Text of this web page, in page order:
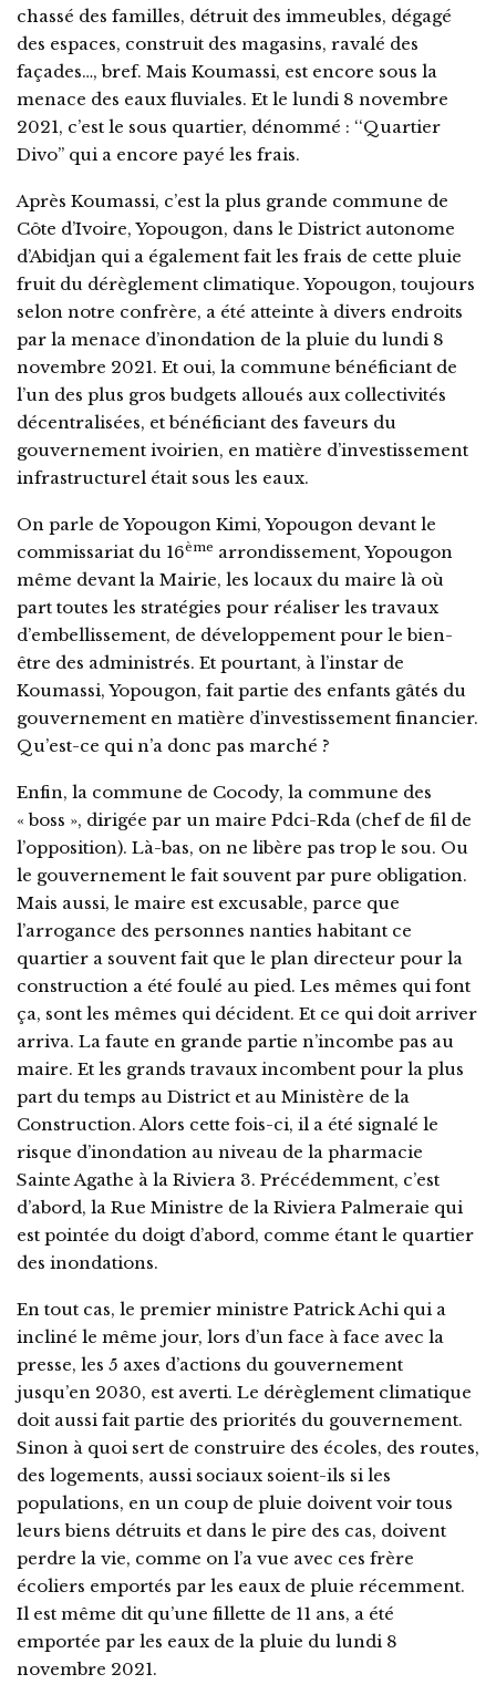
chassé des familles, détruit des immeubles, dégagé
des espaces, construit des magasins, ravalé des
façades…, bref. Mais Koumassi, est encore sous la
menace des eaux fluviales. Et le lundi 8 novembre
2021, c’est le sous quartier, dénommé : ‘‘Quartier
Divo’’ qui a encore payé les frais.
Après Koumassi, c’est la plus grande commune de
Côte d’Ivoire, Yopougon, dans le District autonome
d’Abidjan qui a également fait les frais de cette pluie
fruit du dérèglement climatique. Yopougon, toujours
selon notre confrère, a été atteinte à divers endroits
par la menace d’inondation de la pluie du lundi 8
novembre 2021. Et oui, la commune bénéficiant de
l’un des plus gros budgets alloués aux collectivités
décentralisées, et bénéficiant des faveurs du
gouvernement ivoirien, en matière d’investissement
infrastructurel était sous les eaux.
On parle de Yopougon Kimi, Yopougon devant le
commissariat du 16ème arrondissement, Yopougon
même devant la Mairie, les locaux du maire là où
part toutes les stratégies pour réaliser les travaux
d’embellissement, de développement pour le bien-
être des administrés. Et pourtant, à l’instar de
Koumassi, Yopougon, fait partie des enfants gâtés du
gouvernement en matière d’investissement financier.
Qu’est-ce qui n’a donc pas marché ?
Enfin, la commune de Cocody, la commune des
« boss », dirigée par un maire Pdci-Rda (chef de fil de
l’opposition). Là-bas, on ne libère pas trop le sou. Ou
le gouvernement le fait souvent par pure obligation.
Mais aussi, le maire est excusable, parce que
l’arrogance des personnes nanties habitant ce
quartier a souvent fait que le plan directeur pour la
construction a été foulé au pied. Les mêmes qui font
ça, sont les mêmes qui décident. Et ce qui doit arriver
arriva. La faute en grande partie n’incombe pas au
maire. Et les grands travaux incombent pour la plus
part du temps au District et au Ministère de la
Construction. Alors cette fois-ci, il a été signalé le
risque d’inondation au niveau de la pharmacie
Sainte Agathe à la Riviera 3. Précédemment, c’est
d’abord, la Rue Ministre de la Riviera Palmeraie qui
est pointée du doigt d’abord, comme étant le quartier
des inondations.
En tout cas, le premier ministre Patrick Achi qui a
incliné le même jour, lors d’un face à face avec la
presse, les 5 axes d’actions du gouvernement
jusqu’en 2030, est averti. Le dérèglement climatique
doit aussi fait partie des priorités du gouvernement.
Sinon à quoi sert de construire des écoles, des routes,
des logements, aussi sociaux soient-ils si les
populations, en un coup de pluie doivent voir tous
leurs biens détruits et dans le pire des cas, doivent
perdre la vie, comme on l’a vue avec ces frère
écoliers emportés par les eaux de pluie récemment.
Il est même dit qu’une fillette de 11 ans, a été
emportée par les eaux de la pluie du lundi 8
novembre 2021.